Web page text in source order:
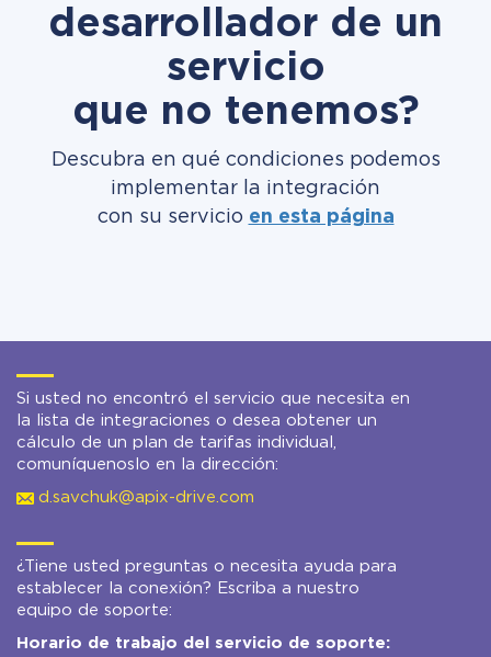
desarrollador de un
servicio
que no tenemos?
Descubra en qué condiciones podemos
implementar la integración
con su servicio en esta página
Si usted no encontró el servicio que necesita en
la lista de integraciones o desea obtener un
cálculo de un plan de tarifas individual,
comuníquenoslo en la dirección:
d.savchuk@apix-drive.com
¿Tiene usted preguntas o necesita ayuda para
establecer la conexión? Escriba a nuestro
equipo de soporte:
Horario de trabajo del servicio de soporte: